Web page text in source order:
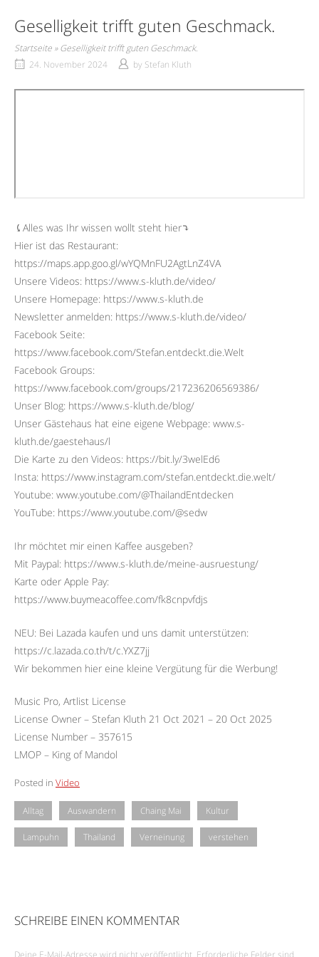
Geselligkeit trifft guten Geschmack.
Startseite »Geselligkeit trifft guten Geschmack.
24. November 2024
by Stefan Kluth
⤹Alles was Ihr wissen wollt steht hier⤵︎
Hier ist das Restaurant:
https://maps.app.goo.gl/wYQMnFU2AgtLnZ4VA
Unsere Videos: https://www.s-kluth.de/video/
Unsere Homepage: https://www.s-kluth.de
Newsletter anmelden: https://www.s-kluth.de/video/
Facebook Seite:
https://www.facebook.com/Stefan.entdeckt.die.Welt
Facebook Groups:
https://www.facebook.com/groups/217236206569386/
Unser Blog: https://www.s-kluth.de/blog/
Unser Gästehaus hat eine eigene Webpage: www.s-
kluth.de/gaestehaus/l
Die Karte zu den Videos: https://bit.ly/3welEd6
Insta: https://www.instagram.com/stefan.entdeckt.die.welt/
Youtube: www.youtube.com/@ThailandEntdecken
YouTube: https://www.youtube.com/@sedw
Ihr möchtet mir einen Kaffee ausgeben?
Mit Paypal: https://www.s-kluth.de/meine-ausruestung/
Karte oder Apple Pay:
https://www.buymeacoffee.com/fk8cnpvfdjs
NEU: Bei Lazada kaufen und uns damit unterstützen:
https://c.lazada.co.th/t/c.YXZ7jj
Wir bekommen hier eine kleine Vergütung für die Werbung!
Music Pro, Artlist License
License Owner – Stefan Kluth 21 Oct 2021 – 20 Oct 2025
License Number – 357615
LMOP – King of Mandol
Posted in Video
Alltag Auswandern Chaing Mai Kultur
Lampuhn Thailand Verneinung verstehen
SCHREIBE EINEN KOMMENTAR
Deine E-Mail-Adresse wird nicht veröffentlicht. Erforderliche Felder sind